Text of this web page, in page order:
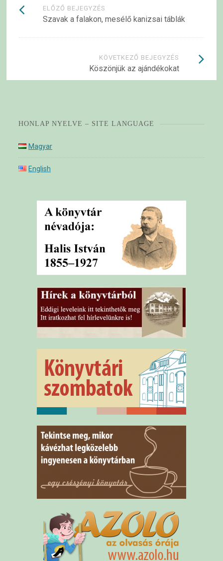
Bejegyzések
navigációja
ELŐZŐ BEJEGYZÉS
Szavak a falakon, mesélő kanizsai táblák
KÖVETKEZŐ BEJEGYZÉS
Köszönjük az ajándékokat
HONLAP NYELVE – SITE LANGUAGE
Magyar
English